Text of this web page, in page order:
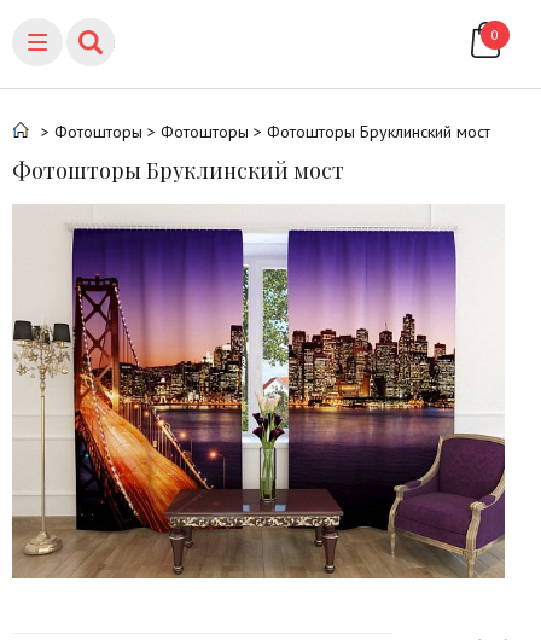
0
> Фотошторы > Фотошторы > Фотошторы Бруклинский мост
Фотошторы Бруклинский мост